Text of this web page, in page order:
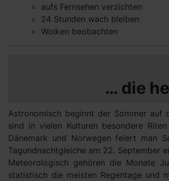
aufs Fernsehen verzichten
24 Stunden wach bleiben
Wolken beobachten
… die
Astronomisch beginnt der Sommer auf
sind in vielen Kulturen besondere
Dänemark und Norwegen feiert man
Tagundnachtgleiche am 22. September
Meteorologisch gehören die Monate
statistisch die meisten Regentage und